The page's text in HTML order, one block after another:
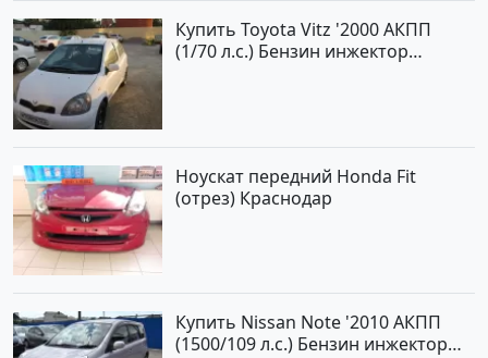
Купить Toyota Vitz '2000 АКПП
(1/70 л.с.) Бензин инжектор
Ноускат передний Honda Fit
(отрез) Краснодар
Купить Nissan Note '2010 АКПП
(1500/109 л.с.) Бензин инжектор